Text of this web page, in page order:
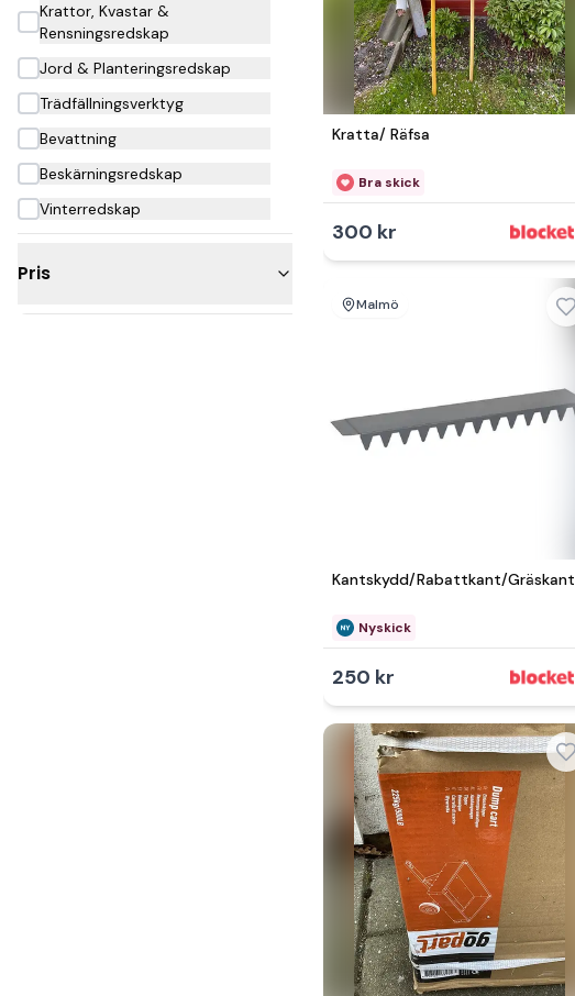
Kan skickas
Upphämtning
Krattor, Kvastar &
Rensningsredskap
Jord & Planteringsredskap
Trädfällningsverktyg
Bevattning
Beskärningsredskap
Vinterredskap
Pris
Kratta/ Räfsa
Bra skick
300 kr
Malmö
Kantskydd/Rabattkant/Gräskant
Nyskick
250 kr